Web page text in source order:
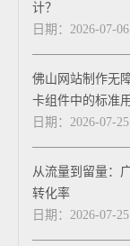
计？
日期：2026-07-06
佛山网站制作无
卡组件中的标准
日期：2026-07-25
从流量到留量：
转化率
日期：2026-07-25